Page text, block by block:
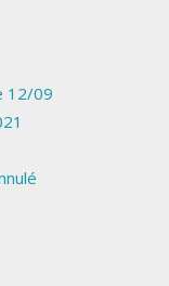
12/09